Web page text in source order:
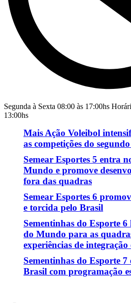
Segunda à Sexta 08:00 às 17:00hs
13:00hs
Mais Ação Voleibol
as competições do
Semear Esportes 5 entra
Mundo e promove
fora das quadras
Semear Esportes 6
e torcida pelo Brasil
Sementinhas do Esporte
do Mundo para as
experiências de
Sementinhas do Esporte
Brasil com programação